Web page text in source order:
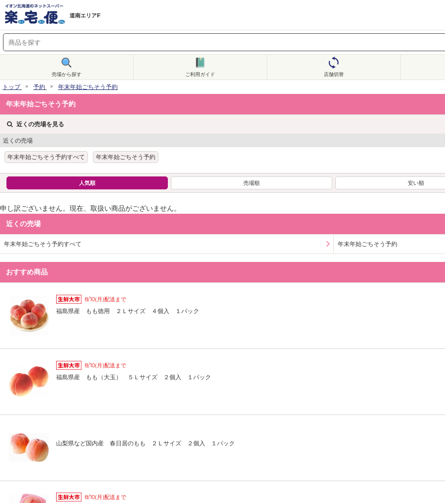
道南エリアF
売場から探す ご利用ガイド 店舗切替
トップ 予約 年末年始ごちそう予約
年末年始ごちそう予約
近くの売場を見る
近くの売場
年末年始ごちそう予約すべて 年末年始ごちそう予約
人気順 売場順 安い順
申し訳ございません。現在、取扱い商品がございません。
近くの売場
年末年始ごちそう予約すべて 年末年始ごちそう予約
おすすめ商品
8/10(月)配送まで
福島県産 もも徳用 ２Ｌサイズ ４個入 １パック
8/10(月)配送まで
福島県産 もも（大玉） ５Ｌサイズ ２個入 １パック
山梨県など国内産 春日居のもも ２Ｌサイズ ２個入 １パック
8/10(月)配送まで